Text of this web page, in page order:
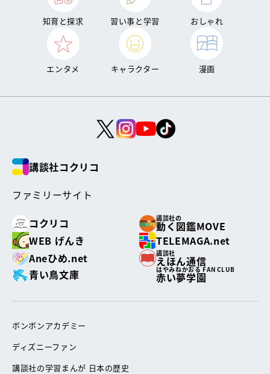
知育と探求 習い事と学習 おしゃれ
エンタメ キャラクター 漫画
講談社コクリコ
ファミリーサイト
コクリコ
講談社の
動く図鑑MOVE
WEB げんき
TELEMAGA.net
Aneひめ.net
講談社
えほん通信
青い鳥文庫
はやみねかおる FAN CLUB
赤い夢学園
ボンボンアカデミー
ディズニーファン
講談社の学習まんが 日本の歴史